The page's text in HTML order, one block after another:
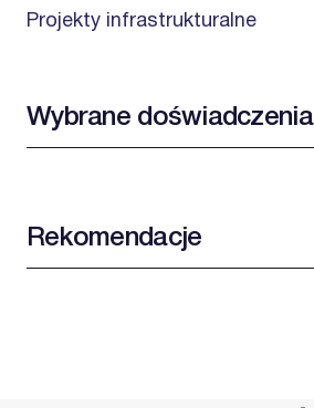
Projekty infrastrukturalne
Wybrane doświadczenia
Rekomendacje